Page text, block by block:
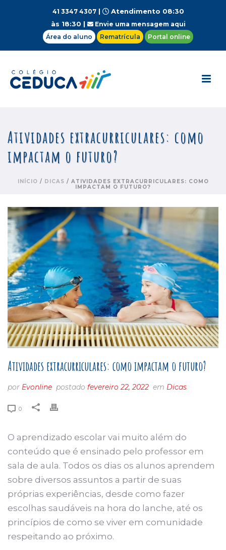
41 3347 4307|
Atendimento 08:30
às 18:30 |
Envie uma mensagem aqui
Área do aluno
Rematrícula Portal online
Atividades extracurriculares: como
impactam o futuro?
INÍCIO / DICAS / ATIVIDADES EXTRACURRICULARES: COMO
IMPACTAM O FUTURO?
Atividades extracurriculares: como impactam o futuro?
por Evonline postado fevereiro 22, 2022 em Dicas
0
O aprendizado escolar vai muito além do
conteúdo que é ensinado pelo professor em
sala de aula. Todos os dias os alunos aprendem
sobre diversos assuntos a partir de suas
próprias experiências, desde como fazer
escolhas saudáveis na hora do lanche, até os
princípios de como se viver em comunidade
respeitando ao próximo.